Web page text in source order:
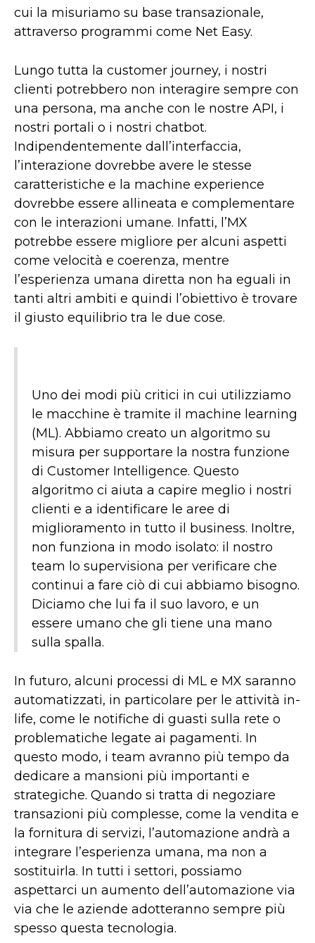
cui la misuriamo su base transazionale,
attraverso programmi come Net Easy.
Lungo tutta la customer journey, i nostri
clienti potrebbero non interagire sempre con
una persona, ma anche con le nostre API, i
nostri portali o i nostri chatbot.
Indipendentemente dall’interfaccia,
l’interazione dovrebbe avere le stesse
caratteristiche e la machine experience
dovrebbe essere allineata e complementare
con le interazioni umane. Infatti, l’MX
potrebbe essere migliore per alcuni aspetti
come velocità e coerenza, mentre
l’esperienza umana diretta non ha eguali in
tanti altri ambiti e quindi l’obiettivo è trovare
il giusto equilibrio tra le due cose.
Uno dei modi più critici in cui utilizziamo
le macchine è tramite il machine learning
(ML). Abbiamo creato un algoritmo su
misura per supportare la nostra funzione
di Customer Intelligence. Questo
algoritmo ci aiuta a capire meglio i nostri
clienti e a identificare le aree di
miglioramento in tutto il business. Inoltre,
non funziona in modo isolato: il nostro
team lo supervisiona per verificare che
continui a fare ciò di cui abbiamo bisogno.
Diciamo che lui fa il suo lavoro, e un
essere umano che gli tiene una mano
sulla spalla.
In futuro, alcuni processi di ML e MX saranno
automatizzati, in particolare per le attività in-
life, come le notifiche di guasti sulla rete o
problematiche legate ai pagamenti. In
questo modo, i team avranno più tempo da
dedicare a mansioni più importanti e
strategiche. Quando si tratta di negoziare
transazioni più complesse, come la vendita e
la fornitura di servizi, l’automazione andrà a
integrare l’esperienza umana, ma non a
sostituirla. In tutti i settori, possiamo
aspettarci un aumento dell’automazione via
via che le aziende adotteranno sempre più
spesso questa tecnologia.